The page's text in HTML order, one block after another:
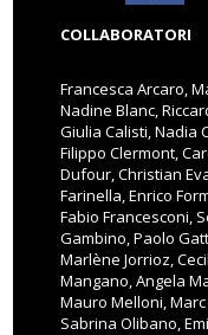
COLLABORATORI
Francesca Arcaro,
Nadine Blanc,
Giulia Calisti, Nadia
Filippo Clermont,
Dufour, Christian
Farinella, Enrico
Fabio Francesconi,
Gambino, Paolo
Marlène Jorrioz,
Mangano, Angela
Mauro Melloni,
Sabrina Olibano,